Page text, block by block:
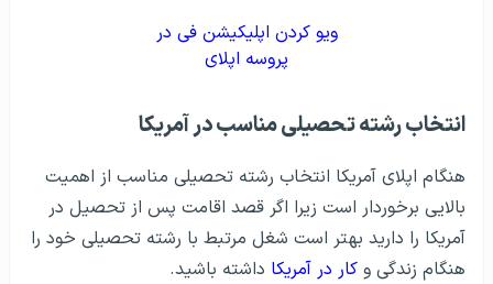
ویو کردن اپلیکیشن فی در
پروسه اپلای
انتخاب رشته تحصیلی مناسب در آمریکا
هنگام اپلای آمریکا انتخاب رشته تحصیلی مناسب از اهمیت
بالایی برخوردار است زیرا اگر قصد اقامت پس از تحصیل در
آمریکا را دارید بهتر است شغل مرتبط با رشته تحصیلی خود را
هنگام زندگی و کار در آمریکا داشته باشید.